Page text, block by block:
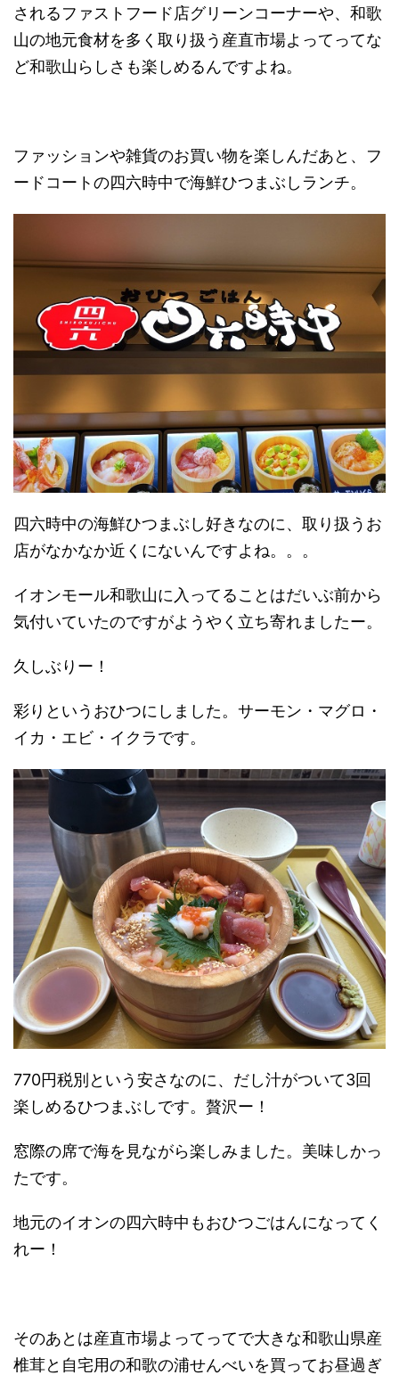
されるファストフード店グリーンコーナーや、和歌
山の地元食材を多く取り扱う産直市場よってってな
ど和歌山らしさも楽しめるんですよね。
ファッションや雑貨のお買い物を楽しんだあと、フ
ードコートの四六時中で海鮮ひつまぶしランチ。
四六時中の海鮮ひつまぶし好きなのに、取り扱うお
店がなかなか近くにないんですよね。。。
イオンモール和歌山に入ってることはだいぶ前から
気付いていたのですがようやく立ち寄れましたー。
久しぶりー！
彩りというおひつにしました。サーモン・マグロ・
イカ・エビ・イクラです。
770円税別という安さなのに、だし汁がついて3回
楽しめるひつまぶしです。贅沢ー！
窓際の席で海を見ながら楽しみました。美味しかっ
たです。
地元のイオンの四六時中もおひつごはんになってく
れー！
そのあとは産直市場よってってで大きな和歌山県産
椎茸と自宅用の和歌の浦せんべいを買ってお昼過ぎ